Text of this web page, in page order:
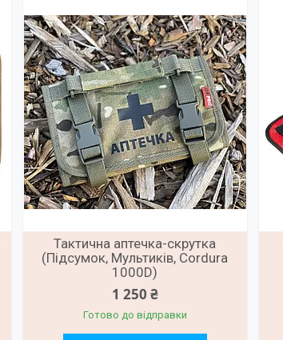
Тактична аптечка-скрутка
(Підсумок, Мультиків, Cordura
1000D)
1 250 ₴
Готово до відправки